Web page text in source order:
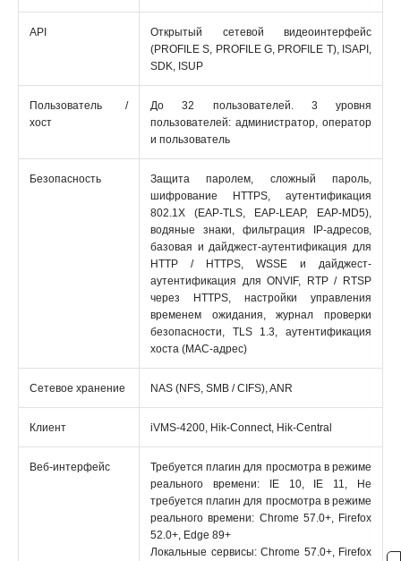
API
Открытый сетевой видеоинтерфейс
(PROFILE S, PROFILE G, PROFILE T), ISAPI,
SDK, ISUP
Пользователь /
хост
До 32 пользователей. 3 уровня
пользователей: администратор, оператор
и пользователь
Безопасность
Защита паролем, сложный пароль,
шифрование HTTPS, аутентификация
802.1X (EAP-TLS, EAP-LEAP, EAP-MD5),
водяные знаки, фильтрация IP-адресов,
базовая и дайджест-аутентификация для
HTTP / HTTPS, WSSE и дайджест-
аутентификация для ONVIF, RTP / RTSP
через HTTPS, настройки управления
временем ожидания, журнал проверки
безопасности, TLS 1.3, аутентификация
хоста (MAC-адрес)
Сетевое хранение NAS (NFS, SMB / CIFS), ANR
Клиент iVMS-4200, Hik-Connect, Hik-Central
Веб-интерфейс
Требуется плагин для просмотра в режиме
реального времени: IE 10, IE 11, Не
требуется плагин для просмотра в режиме
реального времени: Chrome 57.0+, Firefox
52.0+, Edge 89+
Локальные сервисы: Chrome 57.0+, Firefox